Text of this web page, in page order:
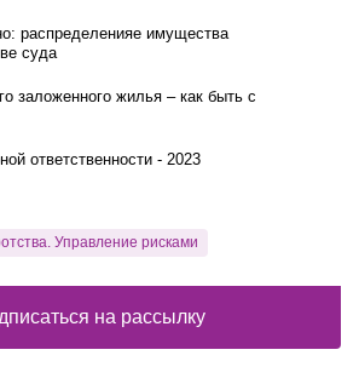
распределенияе имущества
суда
заложенного жилья – как быть с
ответственности - 2023
Управление рисками
на рассылку